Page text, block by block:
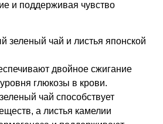
и поддерживая чувство
зеленый чай и листья японской
двойное сжигание
глюкозы в крови.
чай способствует
, а листья камелии